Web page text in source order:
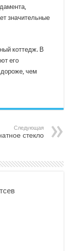
значительные
коттедж. В
его
дороже, чем
Следующая
стекло